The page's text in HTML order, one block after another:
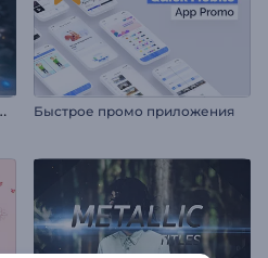
фейерверк Быстрое промо приложения